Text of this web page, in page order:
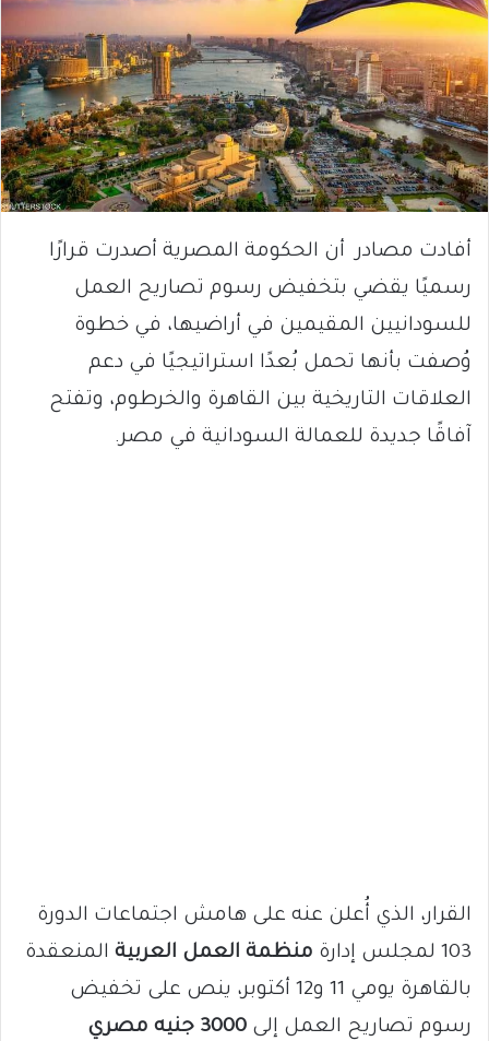
أفادت مصادر أن الحكومة المصرية أصدرت قرارًا
رسميًا يقضي بتخفيض رسوم تصاريح العمل
للسودانيين المقيمين في أراضيها، في خطوة
وُصفت بأنها تحمل بُعدًا استراتيجيًا في دعم
العلاقات التاريخية بين القاهرة والخرطوم، وتفتح
آفاقًا جديدة للعمالة السودانية في مصر.
القرار، الذي أُعلن عنه على هامش اجتماعات الدورة
103 لمجلس إدارة
منظمة العمل العربية المنعقدة
بالقاهرة يومي 11 و12 أكتوبر، ينص على تخفيض
رسوم تصاريح العمل إلى 3000 جنيه مصري